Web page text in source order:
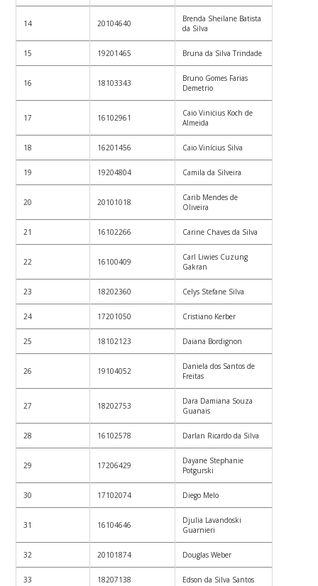
14 20104640
Brenda Sheilane Batista
da Silva
15 19201465 Bruna da Silva Trindade
16 18103343
Bruno Gomes Farias
Demetrio
17 16102961
Caio Vinicius Koch de
Almeida
18 16201456 Caio Vinícius Silva
19 19204804 Camila da Silveira
20 20101018
Carib Mendes de
Oliveira
21 16102266 Carine Chaves da Silva
22 16100409
Carl Liwies Cuzung
Gakran
23 18202360 Celys Stefane Silva
24 17201050 Cristiano Kerber
25 18102123 Daiana Bordignon
26 19104052
Daniela dos Santos de
Freitas
27 18202753
Dara Damiana Souza
Guanais
28 16102578 Darlan Ricardo da Silva
29 17206429
Dayane Stephanie
Potgurski
30 17102074 Diego Melo
31 16104646
Djulia Lavandoski
Guarnieri
32 20101874 Douglas Weber
33 18207138 Edson da Silva Santos